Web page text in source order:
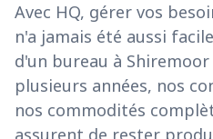
Avec HQ, gérer vos
n'a jamais été aussi
d'un bureau à
plusieurs années, nos
nos commodités
assurent de rester